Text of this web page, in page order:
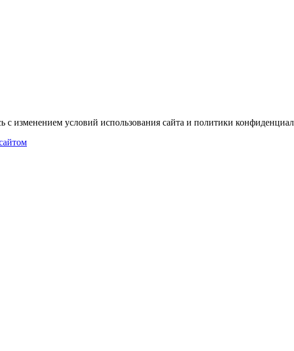
с изменением условий использования сайта и политики